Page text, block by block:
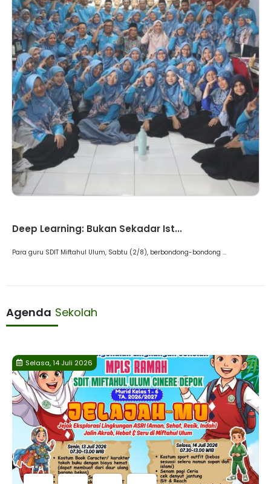
Deep Learning: Bukan Sekadar Ist...
Para guru SDIT Miftahul Ulum, Sabtu (2/8), berbondong-bondong ...
Agenda Sekolah
Selasa, 14 Juli 2026